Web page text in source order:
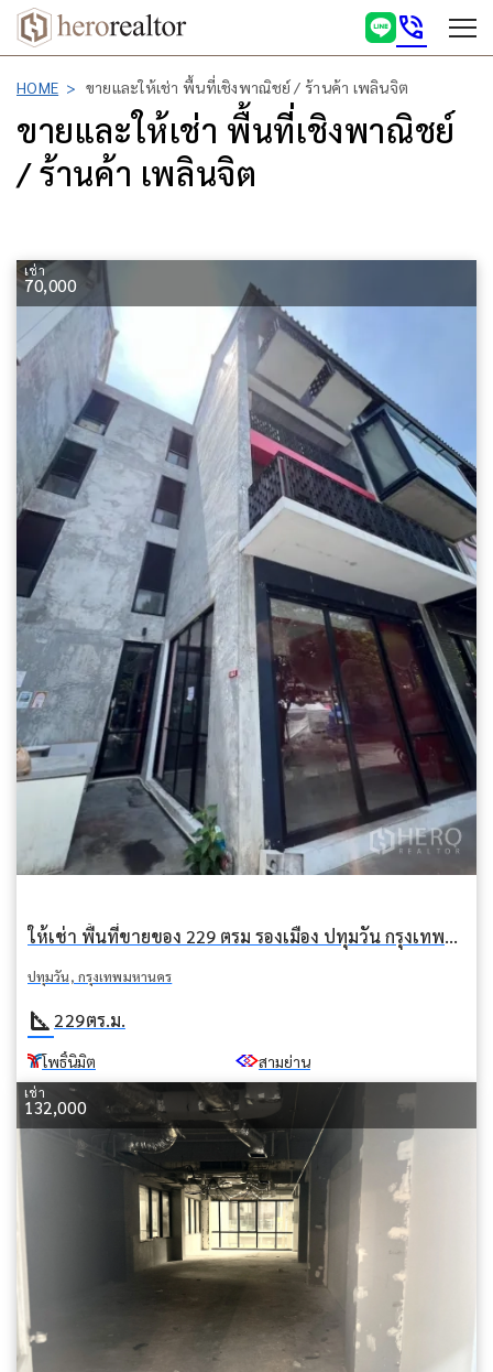
phone_in_talk
HOME ขายและให้เช่า พื้นที่เชิงพาณิชย์ / ร้านค้า เพลินจิต
ขายและให้เช่า พื้นที่เชิงพาณิชย์
/ ร้านค้า เพลินจิต
เช่า
70,000
ให้เช่า พื้นที่ขายของ 229 ตรม รองเมือง ปทุมวัน กรุงเทพมหานคร BTS โพธิ์นิมิต
ปทุมวัน, กรุงเทพมหานคร
square_foot 229ตร.ม.
โพธิ์นิมิต สามย่าน
เช่า
132,000